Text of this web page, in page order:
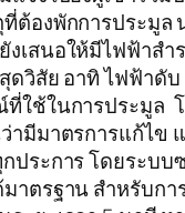
ที่ต้องพักการประมูล
งเสนอให้มีไฟฟ้าสำ
ดวิสัย อาทิ ไฟฟ้าดับ
ใช้ในการประมูล
มีมาตรการแก้ไข
ประการ โดยระบบ
าตรฐาน สำหรับกา